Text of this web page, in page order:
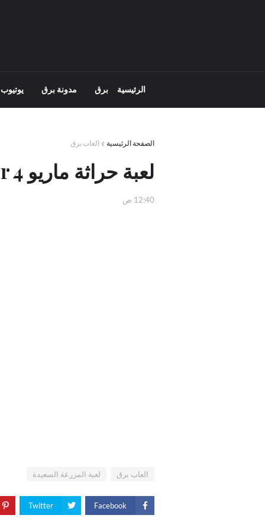
الرئيسية برق مدونة برق
الصفحة الرئيسية العاب برق
لعبة حراثة ماريو Mario Tractor 4
12:40 ص
العاب برق لعبة المزرعة السعيدة
Facebook
Twitter